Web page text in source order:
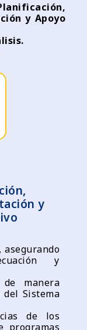
y Apoyo
y
y
manera
Sistema
de los
programas